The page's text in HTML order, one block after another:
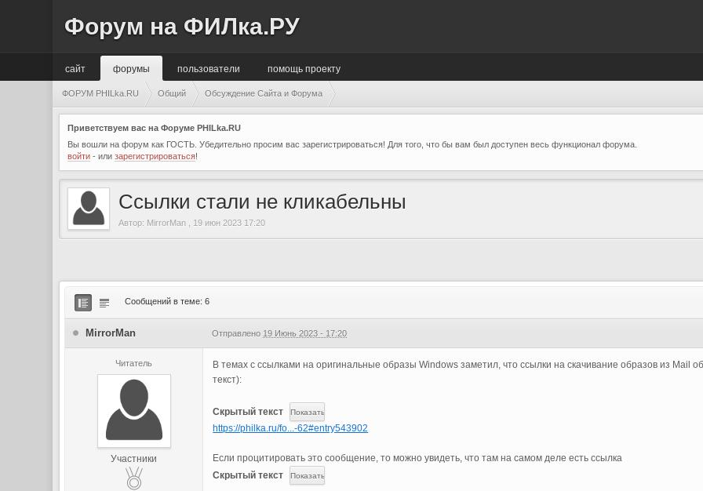
Форум на ФИЛка.РУ
сайт помощь проекту
форумы пользователи
ФОРУМ PHILka.RU Общий Обсуждение Сайта и Форума
Приветствуем вас на Форуме PHILka.RU
Вы вошли на форум как ГОСТЬ. Убедительно просим вас зарегистрироваться! Для того, что бы вам был доступен весь функционал форума.
войти - илизарегистрироваться!
Ссылки стали не кликабельны
Автор: MirrorMan 19 июн 2023 17:20
Сообщений в теме: 6
MirrorMan Отправлено 19 Июнь 2023 - 17:20
Читатель
Участники
В темах с ссылками на оригинальные образы Windows заметил, что ссылки на скачивание образов из Mail
текст):
Скрытый текст
https://philka.ru/fo...-62#entry543902
Если процитировать это сообщение, то можно увидеть, что там на самом деле есть ссылка
Скрытый текст